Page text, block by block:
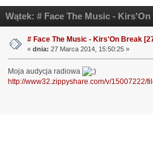
Wątek: # Face The Music -
# Face The Music - Kirs'On Break
« dnia: 27 Marca 2014, 15:50:25 »
Moja audycja radiowa
http://www32.zippyshare.com/v/15007222/